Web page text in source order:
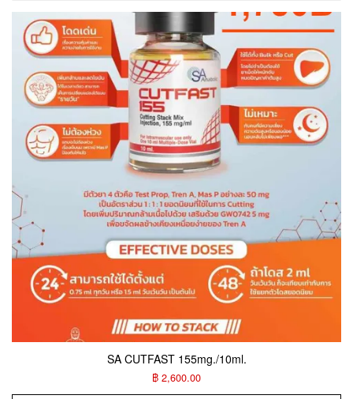
SA CUTFAST 155mg./10ml.
฿ 2,600.00